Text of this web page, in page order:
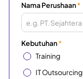
Nama Perushaan*
Kebutuhan*
Training
IT Outsourcing